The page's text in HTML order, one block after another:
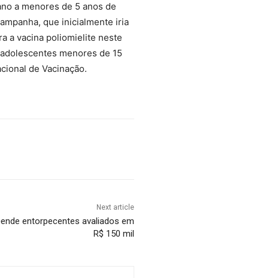
a menores de 5 anos de
que inicialmente iria
a vacina poliomielite neste
menores de 15
de Vacinação.
Next article
entorpecentes avaliados em
R$ 150 mil